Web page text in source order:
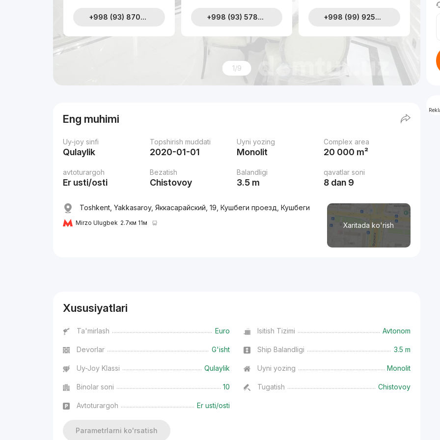
+998 (93) 870... +998 (93) 578... +998 (99) 925...
1/9
Eng muhimi
Uy-joy sinfi
Qulaylik
Topshirish muddati
2020-01-01
Uyni yozing
Monolit
Complex area
20 000 m²
avtoturargoh
Er usti/osti
Bezatish
Chistovoy
Balandligi
3.5 m
qavatlar soni
8 dan 9
Xaritada ko'rish
Toshkent, Yakkasaroy, Яккасарайский, 19, Кушбеги проезд, Кушбеги
Mirzo Ulugbek 2.7км 11м
Xususiyatlari
Ta'mirlash Euro Isitish Tizimi Avtonom
Devorlar G'isht Ship Balandligi 3.5 m
Uy-Joy Klassi Qulaylik Uyni yozing Monolit
Binolar soni 10 Tugatish Chistovoy
Avtoturargoh Er usti/osti
Parametrlarni ko'rsatish